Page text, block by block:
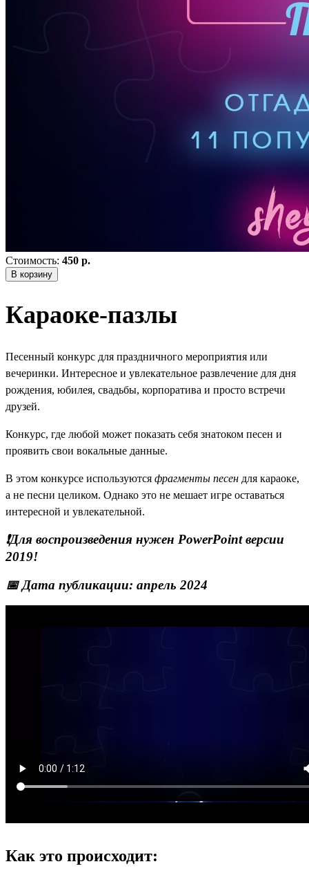
Стоимость: 450 р.
В корзину
Караоке-пазлы
Песенный конкурс для праздничного мероприятия или
вечеринки. Интересное и увлекательное развлечение для дня
рождения, юбилея, свадьбы, корпоратива и просто встречи
друзей.
Конкурс, где любой может показать себя знатоком песен и
проявить свои вокальные данные.
В этом конкурсе используются фрагменты песен для караоке,
а не песни целиком. Однако это не мешает игре оставаться
интересной и увлекательной.
❗Для воспроизведения нужен PowerPoint версии
2019!
📅 Дата публикации: апрель 2024
Как это происходит: